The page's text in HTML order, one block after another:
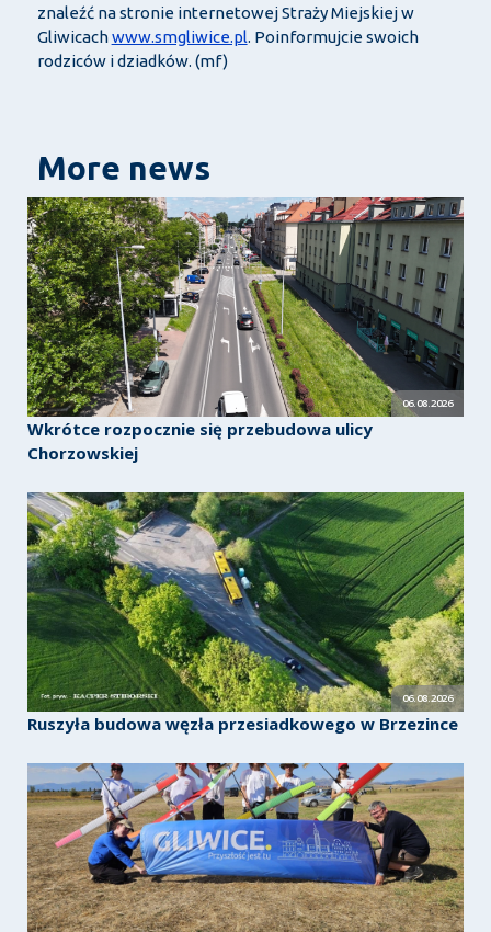
znaleźć na stronie internetowej Straży Miejskiej w
Gliwicachwww.smgliwice.pl. Poinformujcie swoich
rodziców i dziadków. (mf)
More news
06.08.2026
Wkrótce rozpocznie się przebudowa ulicy
Chorzowskiej
06.08.2026
Ruszyła budowa węzła przesiadkowego w Brzezince